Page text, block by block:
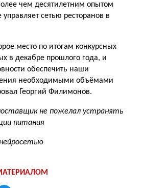
чем десятилетним опытом
сетью ресторанов в
место по итогам конкурсных
в декабре прошлого года, и
обеспечить наши
необходимыми объёмами
Георгий Филимонов.
не пожелал устранять
питания